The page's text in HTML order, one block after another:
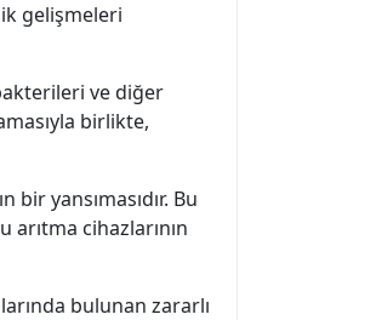
gelişmeleri
ve diğer
birlikte,
yansımasıdır. Bu
cihazlarının
bulunan zararlı